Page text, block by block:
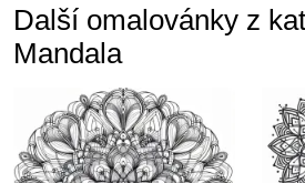
Další omalovánky z
Mandala